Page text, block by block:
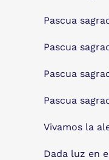
Pascua
Pascua
Pascua
Pascua
Vivamos la
Dada luz en